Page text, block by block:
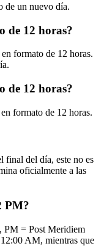
de un nuevo día.
de 12 horas?
formato de 12 horas.
de 12 horas?
formato de 12 horas.
final del día, este no es
oficialmente a las
PM?
PM = Post Meridiem
AM, mientras que